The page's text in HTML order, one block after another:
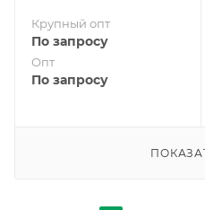
Крупный опт
По запросу
Опт
По запросу